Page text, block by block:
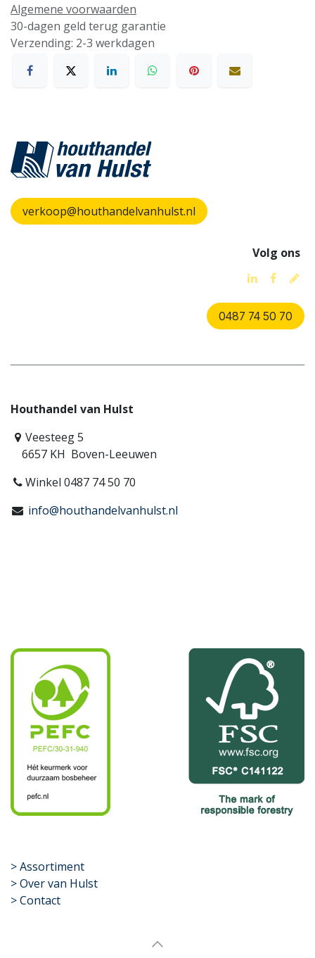
Algemene voorwaarden
30-dagen geld terug garantie
Verzending: 2-3 werkdagen
verkoop@houthandelvanhulst.nl
Volg ons
0487 74 50 70
Houthandel van Hulst
Veesteeg 5
6657 KH Boven-Leeuwen
Winkel 0487 74 50 70
info@houthandelvanhulst.nl
​>Assortiment
> Over van Hulst
> Contact